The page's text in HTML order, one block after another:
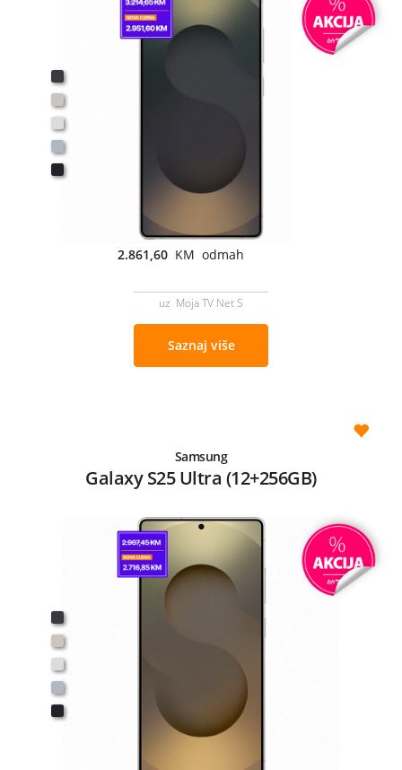
2.861,60 KM odmah
uz Moja TV Net S
Saznaj više
Samsung
Galaxy S25 Ultra (12+256GB)